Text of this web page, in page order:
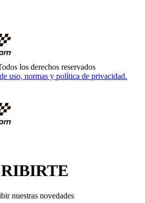
los derechos reservados
uso, normas y política de privacidad.
nuestras novedades